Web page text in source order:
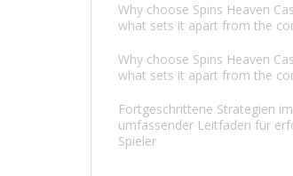
Why choose Spins Heaven
what sets it apart from the
Why choose Spins Heaven
what sets it apart from the
Fortgeschrittene Strategien
umfassender Leitfaden für
Spieler